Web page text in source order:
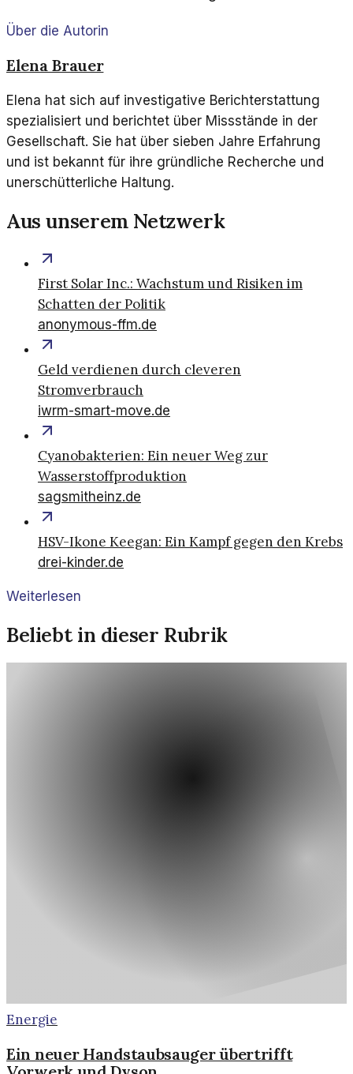
Über die Autorin
Elena Brauer
Elena hat sich auf investigative Berichterstattung
spezialisiert und berichtet über Missstände in der
Gesellschaft. Sie hat über sieben Jahre Erfahrung
und ist bekannt für ihre gründliche Recherche und
unerschütterliche Haltung.
Aus unserem Netzwerk
First Solar Inc.: Wachstum und Risiken im
Schatten der Politik
anonymous-ffm.de
Geld verdienen durch cleveren
Stromverbrauch
iwrm-smart-move.de
Cyanobakterien: Ein neuer Weg zur
Wasserstoffproduktion
sagsmitheinz.de
HSV-Ikone Keegan: Ein Kampf gegen den Krebs
drei-kinder.de
Weiterlesen
Beliebt in dieser Rubrik
Energie
Ein neuer Handstaubsauger übertrifft